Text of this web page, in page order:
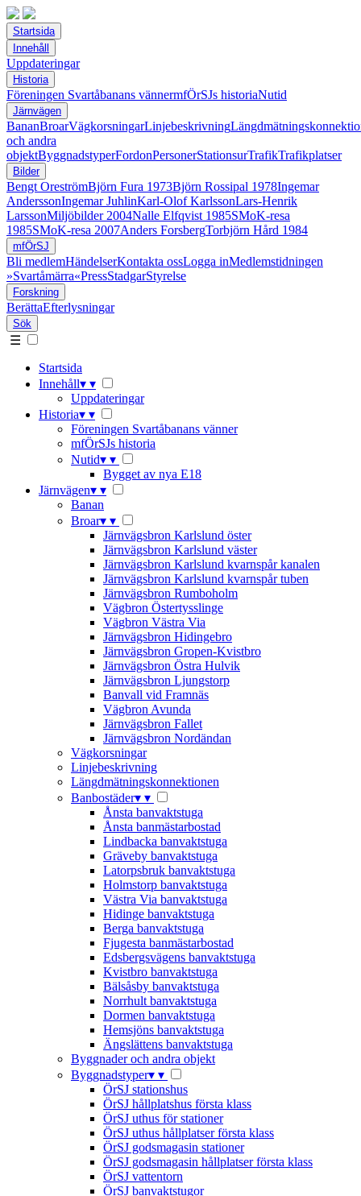
Startsida
Innehåll
Uppdateringar
Historia
Föreningen Svartåbanans vännermfÖrSJs historiaNutid
Järnvägen
BananBroarVägkorsningarLinjebeskrivning
och andra
objektByggnadstyperFordonPersonerStationsurTrafikTrafikplatser
Bilder
Bengt OreströmBjörn Fura 1973Björn Rossipal 1978Ingemar
AnderssonIngemar JuhlinKarl-Olof KarlssonLars-Henrik
LarssonMiljöbilder 2004Nalle Elfqvist 1985SMoK-resa
1985SMoK-resa 2007Anders ForsbergTorbjörn Hård 1984
mfÖrSJ
Bli medlemHändelserKontakta ossLogga inMedlemstidningen
»Svartåmärra«PressStadgarStyrelse
Forskning
BerättaEfterlysningar
Sök
☰
Startsida
Innehåll▾ ▾
Uppdateringar
Historia▾ ▾
Föreningen Svartåbanans vänner
mfÖrSJs historia
Nutid▾ ▾
Bygget av nya E18
Järnvägen▾ ▾
Banan
Broar▾ ▾
Järnvägsbron Karlslund öster
Järnvägsbron Karlslund väster
Järnvägsbron Karlslund kvarnspår kanalen
Järnvägsbron Karlslund kvarnspår tuben
Järnvägsbron Rumboholm
Vägbron Östertysslinge
Vägbron Västra Via
Järnvägsbron Hidingebro
Järnvägsbron Gropen-Kvistbro
Järnvägsbron Östra Hulvik
Järnvägsbron Ljungstorp
Banvall vid Framnäs
Vägbron Avunda
Järnvägsbron Fallet
Järnvägsbron Nordändan
Vägkorsningar
Linjebeskrivning
Längdmätningskonnektionen
Banbostäder▾ ▾
Ånsta banvaktstuga
Ånsta banmästarbostad
Lindbacka banvaktstuga
Gräveby banvaktstuga
Latorpsbruk banvaktstuga
Holmstorp banvaktstuga
Västra Via banvaktstuga
Hidinge banvaktstuga
Berga banvaktstuga
Fjugesta banmästarbostad
Edsbergsvägens banvaktstuga
Kvistbro banvaktstuga
Bälsåsby banvaktstuga
Norrhult banvaktstuga
Dormen banvaktstuga
Hemsjöns banvaktstuga
Ängslättens banvaktstuga
Byggnader och andra objekt
Byggnadstyper▾ ▾
ÖrSJ stationshus
ÖrSJ hållplatshus första klass
ÖrSJ uthus för stationer
ÖrSJ uthus hållplatser första klass
ÖrSJ godsmagasin stationer
ÖrSJ godsmagasin hållplatser första klass
ÖrSJ vattentorn
ÖrSJ banvaktstugor